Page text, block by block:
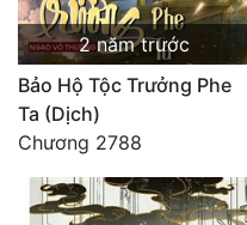
2 năm trước
Bảo Hộ Tộc Trưởng Phe
Ta (Dịch)
Chương 2788